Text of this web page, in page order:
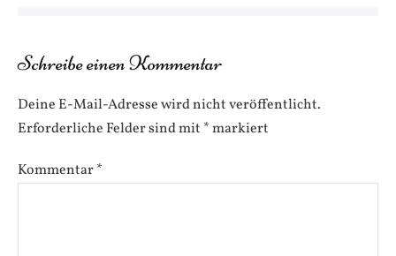
Schreibe einen Kommentar
Deine E-Mail-Adresse wird nicht veröffentlicht.
Erforderliche Felder sind mit *markiert
Kommentar*